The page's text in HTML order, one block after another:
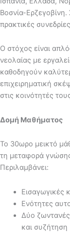
Βοσνία-
πρακτικές
Ο στόχος είναι
νεολαίας με
καθοδηγούν
επιχειρηματική
στις κοινότητές
Δομή Μαθήματος
Το 30ωρο μεικτό
τη μεταφορά
Περιλαμβάνει:
Εισαγωγικές
Ενότητες
Δύο ζωντανές
και συζήτηση